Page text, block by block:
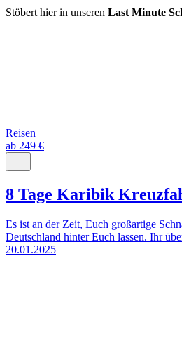
Stöbert hier in unseren Last Minute
Reisen
ab 249 €
8 Tage Karibik
Es ist an der Zeit, Euch großartige
Deutschland hinter Euch lassen. Ihr
20.01.2025